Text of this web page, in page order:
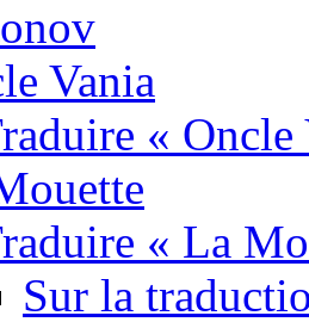
Vania
« Oncle
« La
Sur la